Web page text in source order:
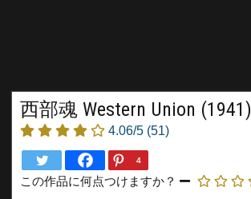
西部魂 Western Union (1941)
4.06/5 (51)
4
この作品に何点つけますか？